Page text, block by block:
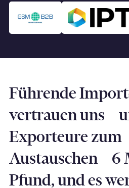
Führende
vertrauen uns
Exporteure zum
Austauschen 6
Pfund, und es